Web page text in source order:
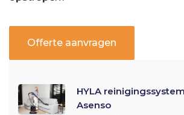
Offerte aanvragen
HYLA
Asenso